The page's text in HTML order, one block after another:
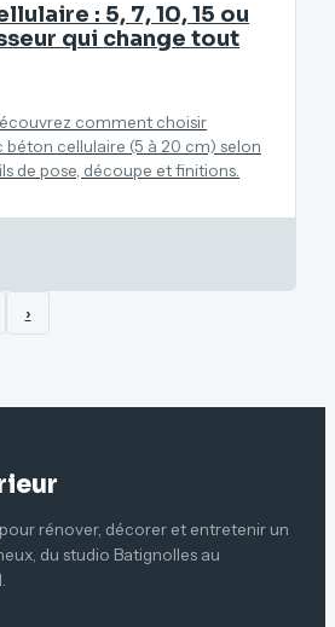
: 5, 7, 10, 15 ou
qui change tout
comment choisir
béton cellulaire (5 à 20 cm) selon
de pose, découpe et finitions.
›
rénover, décorer et entretenir un
du studio Batignolles au